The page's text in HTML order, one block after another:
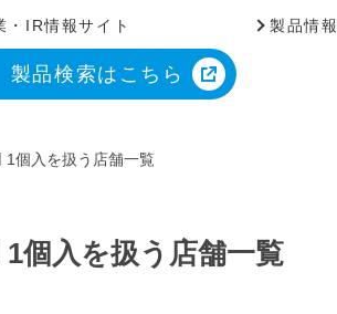
・IR情報サイト 製品情
製品検索はこちら
1個入を扱う店舗一覧
個入を扱う店舗一覧